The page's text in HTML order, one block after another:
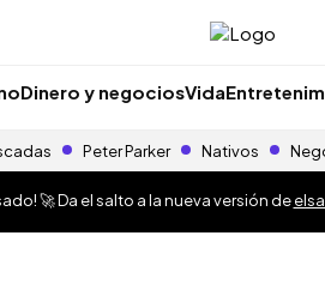
Dinero y negociosVida
Peter Parker Nativos
🚀 Da el salto a la nueva versión de